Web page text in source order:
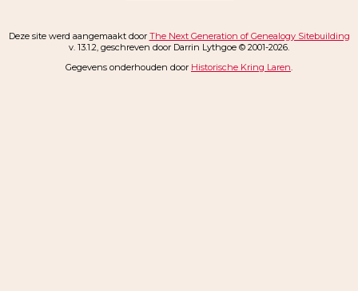
Deze site werd aangemaakt door The Next Generation of Genealogy Sitebuilding
v. 13.1.2, geschreven door Darrin Lythgoe © 2001-2026.
Gegevens onderhouden door Historische Kring Laren.